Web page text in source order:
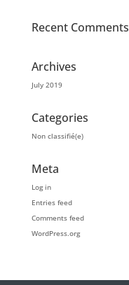
Recent Comments
Archives
July 2019
Categories
Non classifié(e)
Meta
Log in
Entries feed
Comments feed
WordPress.org